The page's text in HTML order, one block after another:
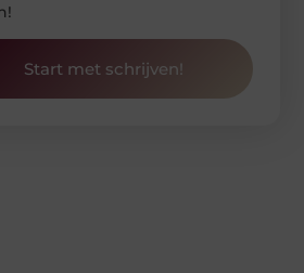
Start met schrijven!